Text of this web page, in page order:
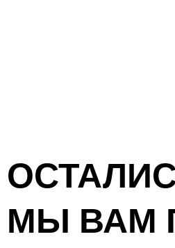
МЫ ВАМ